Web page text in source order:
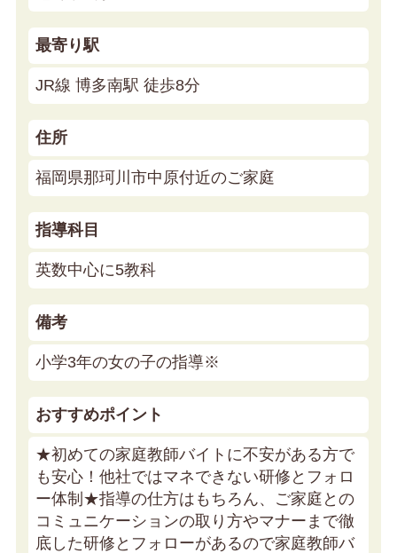
最寄り駅
JR線 博多南駅 徒歩8分
住所
福岡県那珂川市中原付近のご家庭
指導科目
英数中心に5教科
備考
小学3年の女の子の指導※
おすすめポイント
★初めての家庭教師バイトに不安がある方で
も安心！他社ではマネできない研修とフォロ
ー体制★指導の仕方はもちろん、ご家庭との
コミュニケーションの取り方やマナーまで徹
底した研修とフォローがあるので家庭教師バ